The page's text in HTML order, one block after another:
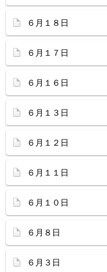
６月１８日
６月１７日
６月１６日
６月１３日
６月１２日
６月１１日
６月１０日
６月８日
６月３日